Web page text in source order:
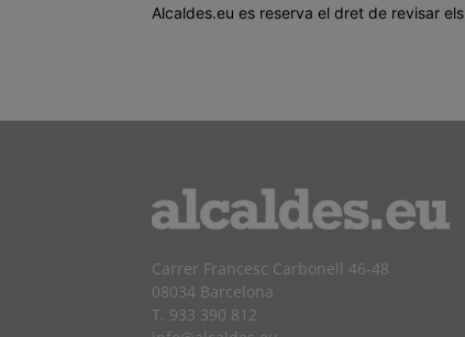
Alcaldes.eu es reserva el dret de revisar
Carrer Francesc Carbonell 46-48
08034 Barcelona
T. 933 390 812